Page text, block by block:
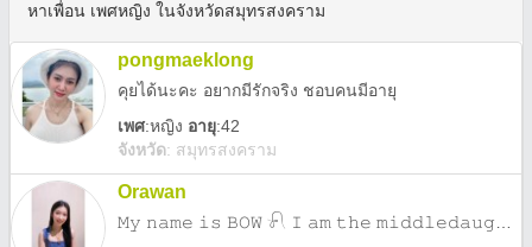
หาเพื่อน เพศหญิง ในจังหวัดสมุทรสงคราม
pongmaeklong
คุยได้นะคะ อยากมีรักจริง ชอบคนมีอายุ
เพศ:หญิง อายุ:42
จังหวัด: สมุทรสงคราม
Orawan